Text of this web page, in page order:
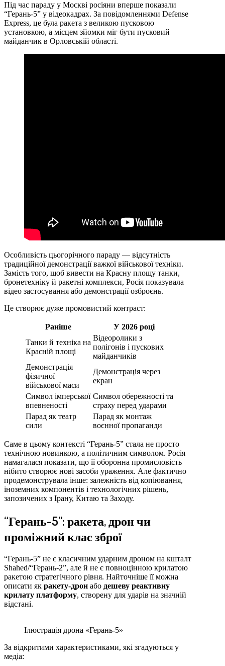
Під час параду у Москві росіяни вперше показали
“Герань-5” у відеокадрах. За повідомленнями Defense
Express, це була ракета з великою пусковою
установкою, а місцем зйомки міг бути пусковий
майданчик в Орловській області.
Особливість цьогорічного параду — відсутність
традиційної демонстрації важкої військової техніки.
Замість того, щоб вивести на Красну площу танки,
бронетехніку й ракетні комплекси, Росія показувала
відео застосування або демонстрації озброєнь.
Це створює дуже промовистий контраст:
Раніше
У 2026 році
Танки й техніка на
Красній площі
Відеоролики з
полігонів і пускових
майданчиків
Демонстрація
фізичної
військової маси
Демонстрація через
екран
Символ імперської
впевненості
Символ обережності та
страху перед ударами
Парад як театр
сили
Парад як монтаж
воєнної пропаганди
Саме в цьому контексті “Герань-5” стала не просто
технічною новинкою, а політичним символом. Росія
намагалася показати, що її оборонна промисловість
нібито створює нові засоби ураження. Але фактично
продемонструвала інше: залежність від копіювання,
іноземних компонентів і технологічних рішень,
запозичених з Ірану, Китаю та Заходу.
“Герань-5”: ракета, дрон чи
проміжний клас зброї
“Герань-5” не є класичним ударним дроном на кшталт
Shahed/“Герань-2”, але й не є повноцінною крилатою
ракетою стратегічного рівня. Найточніше її можна
описати як ракету-дрон або дешеву реактивну
крилату платформу, створену для ударів на значній
відстані.
Ілюстрація дрона «Герань-5»
За відкритими характеристиками, які згадуються у
медіа: